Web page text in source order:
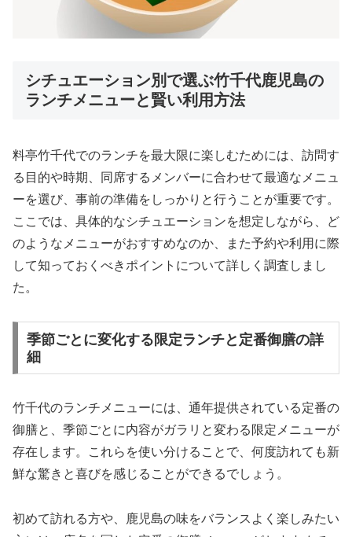
シチュエーション別で選ぶ竹千代鹿児島の
ランチメニューと賢い利用方法
料亭竹千代でのランチを最大限に楽しむためには、訪問す
る目的や時期、同席するメンバーに合わせて最適なメニュ
ーを選び、事前の準備をしっかりと行うことが重要です。
ここでは、具体的なシチュエーションを想定しながら、ど
のようなメニューがおすすめなのか、また予約や利用に際
して知っておくべきポイントについて詳しく調査しまし
た。
季節ごとに変化する限定ランチと定番御膳の詳
細
竹千代のランチメニューには、通年提供されている定番の
御膳と、季節ごとに内容がガラリと変わる限定メニューが
存在します。これらを使い分けることで、何度訪れても新
鮮な驚きと喜びを感じることができるでしょう。
初めて訪れる方や、鹿児島の味をバランスよく楽しみたい